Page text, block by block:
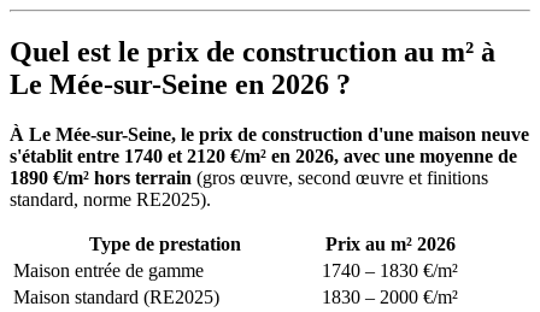
Quel est le prix de construction au m² à
Le Mée-sur-Seine en 2026 ?
À Le Mée-sur-Seine, le prix de construction d'une maison neuve
s'établit entre 1740 et 2120 €/m² en 2026, avec une moyenne de
1890 €/m² hors terrain (gros œuvre, second œuvre et finitions
standard, norme RE2025).
Type de prestation
Prix au m² 2026
Maison entrée de gamme
1740 – 1830 €/m²
Maison standard (RE2025)
1830 – 2000 €/m²